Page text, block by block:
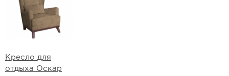
Кресло для
отдыха Оскар